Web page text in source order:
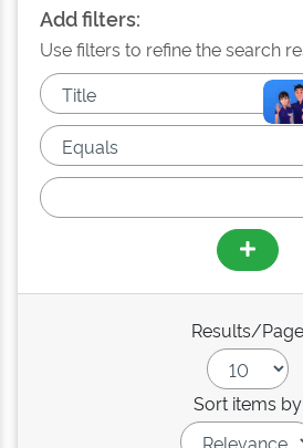
Add filters:
Use filters to refine the search
Results/Page
Sort items by